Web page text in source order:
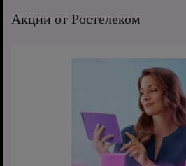
Акции от Ростелеком